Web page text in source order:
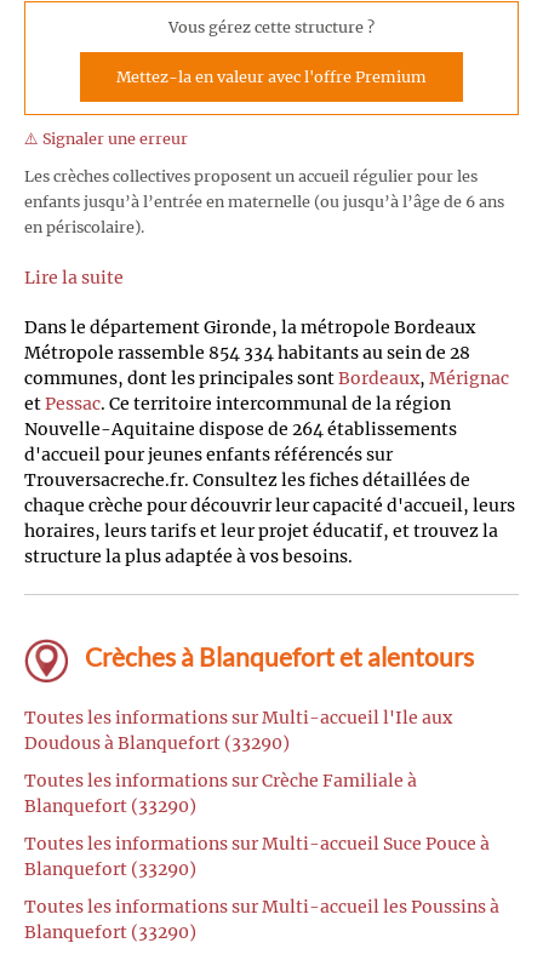
Vous gérez cette structure ?
Mettez-la en valeur avec l'offre Premium
⚠️ Signaler une erreur
Les crèches collectives proposent un accueil régulier pour les
enfants jusqu’à l’entrée en maternelle (ou jusqu’à l’âge de 6 ans
en périscolaire).
Lire la suite
Dans le département Gironde, la métropole Bordeaux
Métropole rassemble 854 334 habitants au sein de 28
communes, dont les principales sontBordeaux, Mérignac
etPessac. Ce territoire intercommunal de la région
Nouvelle-Aquitaine dispose de 264 établissements
d'accueil pour jeunes enfants référencés sur
Trouversacreche.fr. Consultez les fiches détaillées de
chaque crèche pour découvrir leur capacité d'accueil, leurs
horaires, leurs tarifs et leur projet éducatif, et trouvez la
structure la plus adaptée à vos besoins.
Crèches à Blanquefort et alentours
Toutes les informations sur Multi-accueil l'Ile aux
Doudous à Blanquefort (33290)
Toutes les informations sur Crèche Familiale à
Blanquefort (33290)
Toutes les informations sur Multi-accueil Suce Pouce à
Blanquefort (33290)
Toutes les informations sur Multi-accueil les Poussins à
Blanquefort (33290)